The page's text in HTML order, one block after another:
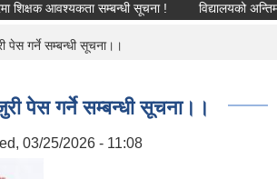
शिक्षक आवश्‍यकता सम्बन्धी सूचना ! विद्यालयको अन्तिम
पेस गर्ने सम्बन्धी सूचना।।
पेस गर्ने सम्बन्धी सूचना।।
03/25/2026 - 11:08